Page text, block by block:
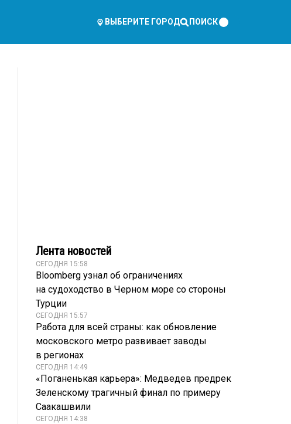
ВЫБЕРИТЕ ГОРОД ПОИСК
Лента новостей
СЕГОДНЯ 15:58
Bloomberg узнал об ограничениях
на судоходство в Черном море со стороны
Турции
СЕГОДНЯ 15:57
Работа для всей страны: как обновление
московского метро развивает заводы
в регионах
СЕГОДНЯ 14:49
«Поганенькая карьера»: Медведев предрек
Зеленскому трагичный финал по примеру
Саакашвили
СЕГОДНЯ 14:38